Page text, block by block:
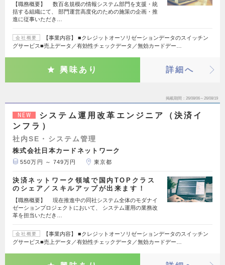
【職務概要】 数百名規模の情報システム部門を支援・統
括する組織にて、 部門運営高度化のための施策の企画・推
進に従事いただき…
会社概要
【事業内容】 ■クレジットオーソリゼーションデータのスイッチン
グサービス■売上データ／有効性チェックデータ／無効カードデー…
興味あり 詳細へ
掲載期間 26/08/06～26/08/19
NEW
システム運用改革エンジニア（決済イ
ンフラ）
社内SE・システム管理
株式会社日本カードネットワーク
550万円 ～ 749万円 東京都
決済ネットワーク領域で国内TOPクラス
のシェア／スキルアップが出来ます！
【職務概要】 現在推進中の同社システム全体のモダナイ
ゼーションプロジェクトにおいて、 システム運用の業務改
革を担当いただき…
会社概要
【事業内容】 ■クレジットオーソリゼーションデータのスイッチン
グサービス■売上データ／有効性チェックデータ／無効カードデー…